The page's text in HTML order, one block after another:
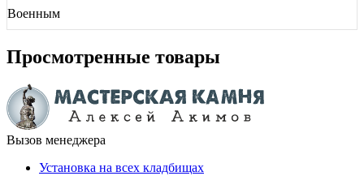
Военным
Просмотренные товары
Вызов менеджера
Установка на всех кладбищах